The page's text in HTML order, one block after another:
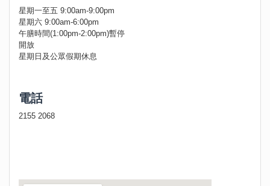
星期一至五 9:00am-9:00pm
星期六 9:00am-6:00pm
午膳時間(1:00pm-2:00pm)暫停
開放
星期日及公眾假期休息
電話
2155 2068